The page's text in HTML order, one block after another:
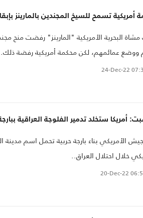
أمريكية تسمح للسيخ المجندين بالمارينز
البحرية الأمريكية "المارينز" رفضت منح
ووضع عمائمهم، لكن محكمة أمريكية رفضة ذلك.
24-Dec-22
أمريكا ستخلد تدمير الفلوجة العراقية
الأمريكي بناء بارجة حربية تحمل اسم مدينة
خلال احتلال العراق..
20-Dec-22